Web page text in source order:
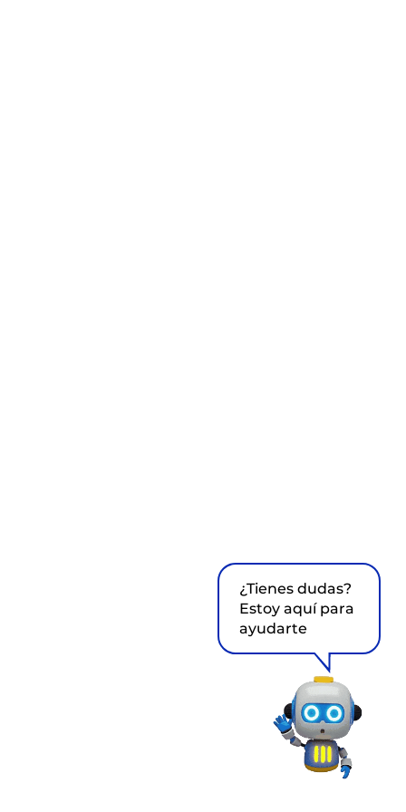
¿Tienes dudas?
Estoy aquí para
ayudarte